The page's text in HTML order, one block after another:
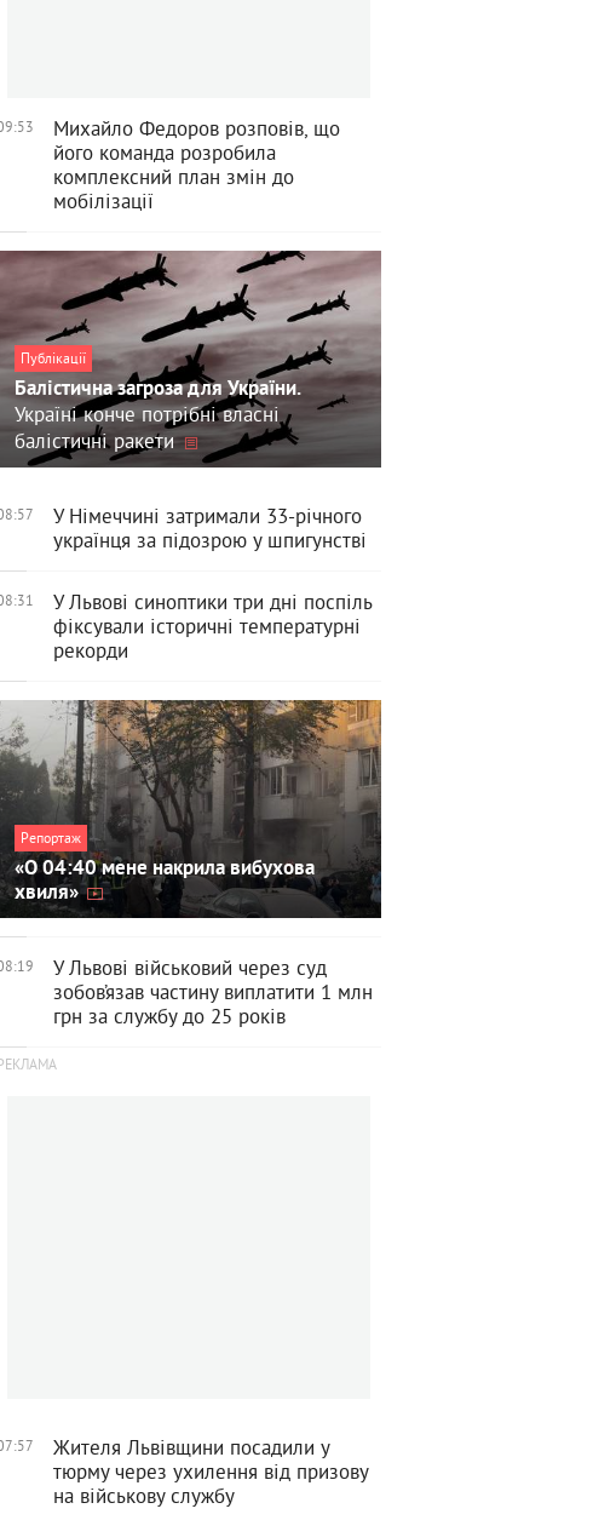
Михайло Федоров розповів, що
його команда розробила
комплексний план змін до
мобілізації
Публікації
Балістична загроза для України.
Україні конче потрібні власні
балістичні ракети
У Німеччині затримали 33-річного
українця за підозрою у шпигунстві
У Львові синоптики три дні поспіль
фіксували історичні температурні
рекорди
Репортаж
«О 04:40 мене накрила вибухова
хвиля»
У Львові військовий через суд
зобов’язав частину виплатити 1 млн
грн за службу до 25 років
Жителя Львівщини посадили у
тюрму через ухилення від призову
на військову службу